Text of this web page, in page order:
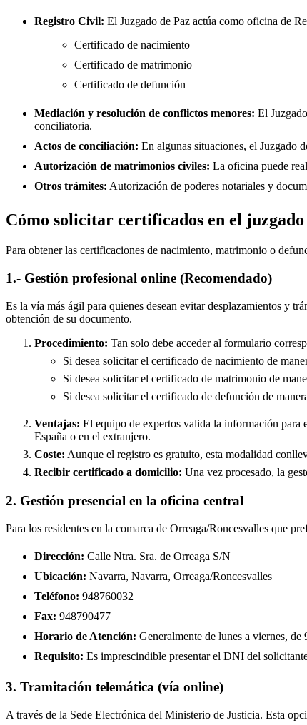
Registro Civil: El Juzgado de Paz actúa como oficina de
Certificado de nacimiento
Certificado de matrimonio
Certificado de defunción
Mediación y resolución de conflictos menores: El
conciliatoria.
Actos de conciliación: En algunas situaciones, el Juzgado
Autorización de matrimonios civiles: La oficina puede
Otros trámites: Autorización de poderes notariales y
Cómo solicitar certificados en el
Para obtener las certificaciones de nacimiento, matrimonio o
1.- Gestión profesional online (Recomendado)
Es la vía más ágil para quienes desean evitar desplazamientos y
obtención de su documento.
Procedimiento: Tan solo debe acceder al formulario
Si desea solicitar el certificado de nacimiento de
Si desea solicitar el certificado de matrimonio de
Si desea solicitar el certificado de defunción de
Ventajas: El equipo de expertos valida la información para
España o en el extranjero.
Coste: Aunque el registro es gratuito, esta modalidad
Recibir certificado a domicilio: Una vez procesado, la
2. Gestión presencial en la oficina central
Para los residentes en la comarca de Orreaga/Roncesvalles que
Dirección: Calle Ntra. Sra. de Orreaga S/N
Ubicación: Navarra, Navarra, Orreaga/Roncesvalles
Teléfono: 948760032
Fax: 948790477
Horario de Atención: Generalmente de lunes a viernes,
Requisito: Es imprescindible presentar el DNI del
3. Tramitación telemática (vía online)
A través de la Sede Electrónica del Ministerio de Justicia. Esta